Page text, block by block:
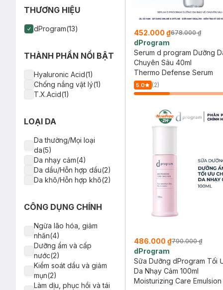
THƯƠNG HIỆU
dProgram(13)
THÀNH PHẦN NỔI BẬT
Hyaluronic Acid(1)
Chống nắng vật lý(1)
T.X.Acid(1)
LOẠI DA
Da thường/Mọi loại
da(5)
Da nhạy cảm(4)
Da dầu/Hỗn hợp dầu(2)
Da khô/Hỗn hợp khô(2)
CÔNG DỤNG CHÍNH
Ngừa lão hóa, giảm
nhăn(4)
Dưỡng ẩm và cấp
nước(2)
Kiểm soát dầu và giảm
mụn(2)
Làm dịu, phục hồi và tái
452.000 ₫678.000 ₫
dProgram
Serum d program Dưỡng
Chuyên Sâu 40ml
Thermo Defense Serum
5.0
(2)
486.000 ₫790.000 ₫
dProgram
Sữa Dưỡng dProgram Tối
Da Nhạy Cảm 100ml
Moisturizing Care Emulsion